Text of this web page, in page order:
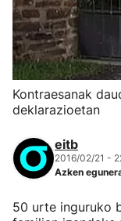
Kontraesanak
deklarazioetan
eitb
2016/02/21 -
Azken
50 urte inguruko